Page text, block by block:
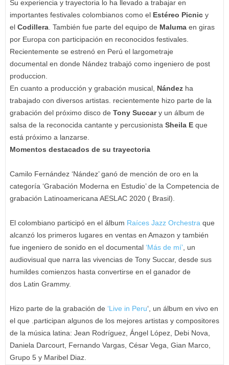
Su experiencia y trayectoria lo ha llevado a trabajar en
importantes festivales colombianos como el Estéreo Picnic y
el Codillera . También fue parte del equipo de Maluma en giras
por Europa con participación en reconocidos festivales.
Recientemente se estrenó en Perú el largometraje
documental en donde Nández trabajó como ingeniero de post
produccion.
En cuanto a producción y grabación musical, Nández ha
trabajado con diversos artistas. recientemente hizo parte de la
grabación del próximo disco de Tony Succary un álbum de
salsa de la reconocida cantante y percusionista Sheila E que
está próximo a lanzarse.
Momentos destacados de su trayectoria
Camilo Fernández ‘Nández’ ganó de mención de oro en la
categoría ‘Grabación Moderna en Estudio’ de la Competencia de
grabación Latinoamericana AESLAC 2020 ( Brasil).
El colombiano participó en el álbum Raíces Jazz Orchestra que
alcanzó los primeros lugares en ventas en Amazon y también
fue ingeniero de sonido en el documental ‘Más de mí’ , un
audiovisual que narra las vivencias de Tony Succar, desde sus
humildes comienzos hasta convertirse en el ganador de
dos Latin Grammy.
Hizo parte de la grabación de ‘Live in Peru‘, un álbum en vivo en
el que .participan algunos de los mejores artistas y compositores
de la música latina: Jean Rodríguez, Ángel López, Debi Nova,
Daniela Darcourt, Fernando Vargas, César Vega, Gian Marco,
Grupo 5 y Maribel Diaz.